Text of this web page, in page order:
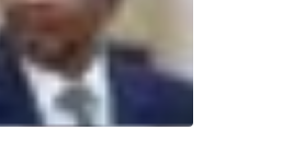
falta de
parte de um agente.